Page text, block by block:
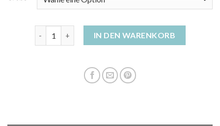
daunenjacke damen kurz Menge
IN DEN WARENKORB